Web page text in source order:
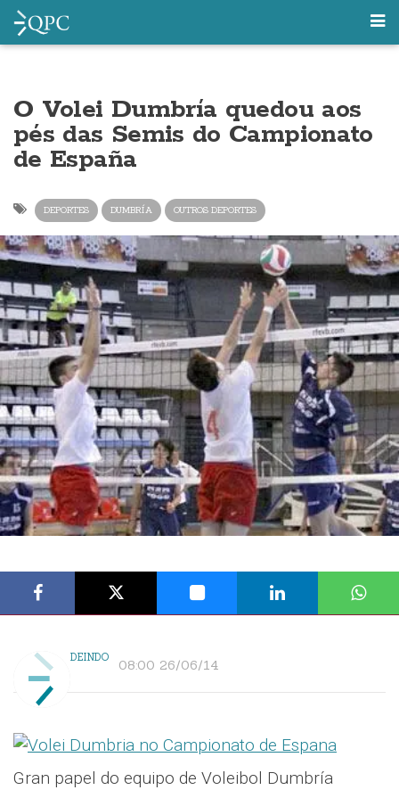
O Volei Dumbría quedou aos
pés das Semis do Campionato
de España
DEPORTES DUMBRÍA OUTROS DEPORTES
DEINDO 08:00 26/06/14
Gran papel do equipo de Voleibol Dumbría